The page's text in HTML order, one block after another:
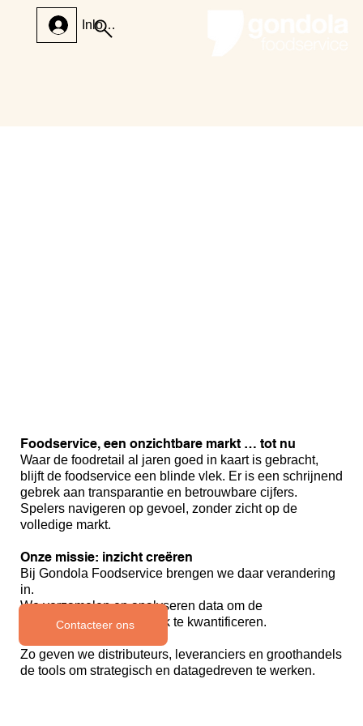
Inloggen
Foodservice, een onzichtbare markt … tot nu
Waar de foodretail al jaren goed in kaart is gebracht,
blijft de foodservice een blinde vlek. Er is een schrijnend
gebrek aan transparantie en betrouwbare cijfers.
Spelers navigeren op gevoel, zonder zicht op de
volledige markt.
Onze missie: inzicht creëren
Bij Gondola Foodservice brengen we daar verandering
in.
We verzamelen en analyseren data om de
foodservicemarkt eindelijk te kwantificeren.
Zo geven we distributeurs, leveranciers en groothandels
de tools om strategisch en datagedreven te werken.
Contacteer ons